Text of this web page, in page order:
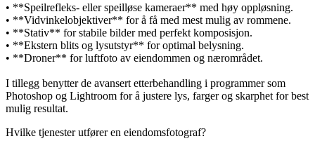
• **Speilrefleks- eller speilløse kameraer** med høy oppløsning.
• **Vidvinkelobjektiver** for å få med mest mulig av rommene.
• **Stativ** for stabile bilder med perfekt komposisjon.
• **Ekstern blits og lysutstyr** for optimal belysning.
• **Droner** for luftfoto av eiendommen og nærområdet.
I tillegg benytter de avansert etterbehandling i programmer som
Photoshop og Lightroom for å justere lys, farger og skarphet for best
mulig resultat.
Hvilke tjenester utfører en eiendomsfotograf?